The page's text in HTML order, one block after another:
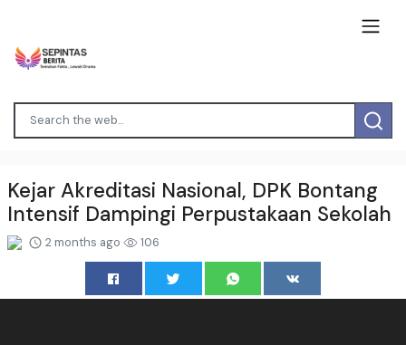
Kejar Akreditasi Nasional, DPK Bontang
Intensif Dampingi Perpustakaan Sekolah
2 months ago 106